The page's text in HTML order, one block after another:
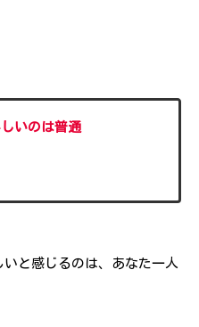
いのは普通
と感じるのは、あなた一人